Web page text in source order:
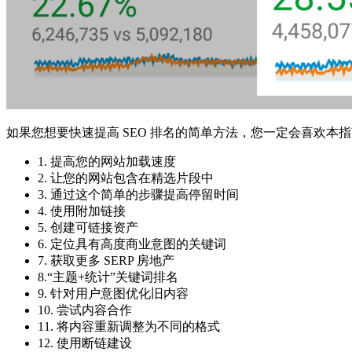
如果您想要快速提高 SEO 排名的简单方法，您一定会喜欢本
1. 提高您的网站加载速度
2. 让您的网站包含在精选片段中
3. 通过这个简单的步骤提高停留时间
4. 使用附加链接
5. 创建可链接资产
6. 定位具有高度商业意图的关键词
7. 获取更多 SERP 房地产
8.“主题+统计”关键词排名
9. 针对用户意图优化旧内容
10. 尝试内容合作
11. 将内容重新调整为不同的格式
12. 使用断链建设